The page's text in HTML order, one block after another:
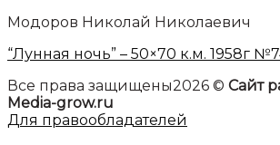
Модоров Николай Николаевич
“Лунная ночь” – 50×70 к.м. 1958г
Все права защищены2026 © Сайт
Media-grow.ru
Для правообладателей